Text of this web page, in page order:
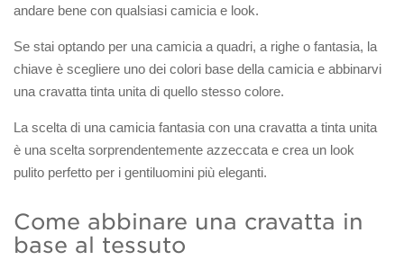
andare bene con qualsiasi camicia e look.
Se stai optando per una camicia a quadri, a righe o fantasia, la
chiave è scegliere uno dei colori base della camicia e abbinarvi
una cravatta tinta unita di quello stesso colore.
La scelta di una camicia fantasia con una cravatta a tinta unita
è una scelta sorprendentemente azzeccata e crea un look
pulito perfetto per i gentiluomini più eleganti.
Come abbinare una cravatta in
base al tessuto